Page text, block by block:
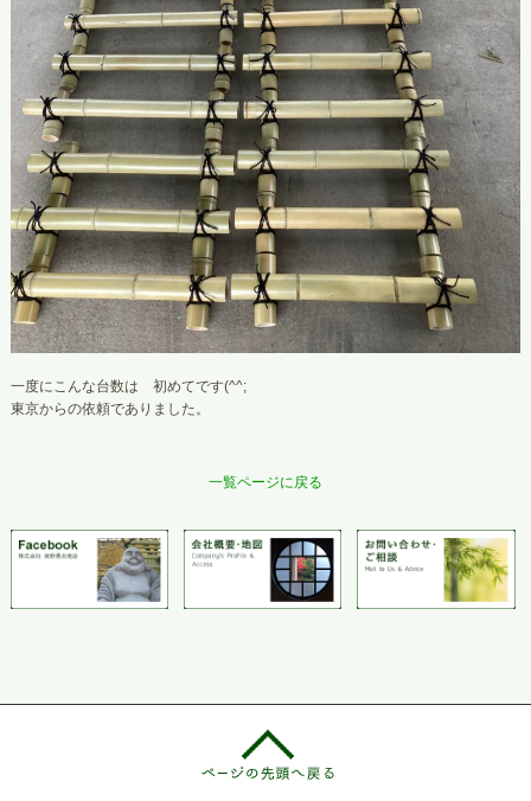
一度にこんな台数は 初めてです(^^;
東京からの依頼でありました。
一覧ページに戻る